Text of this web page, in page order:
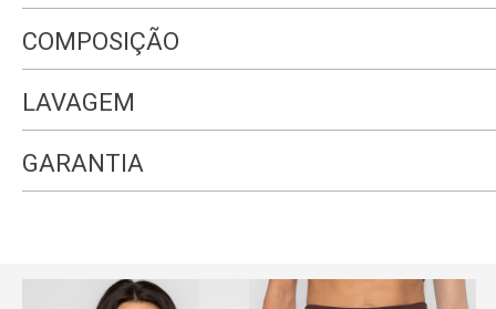
COMPOSIÇÃO
LAVAGEM
GARANTIA